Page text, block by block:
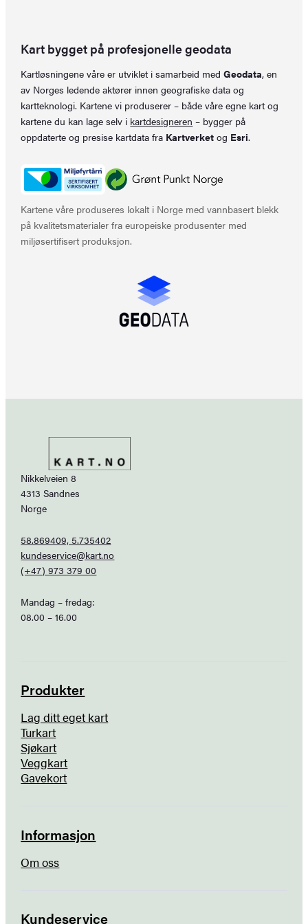
Kart bygget på profesjonelle geodata
Kartløsningene våre er utviklet i samarbeid medGeodata, en
av Norges ledende aktører innen geografiske data og
kartteknologi. Kartene vi produserer – både våre egne kart og
kartene du kan lage selv i kartdesigneren – bygger på
oppdaterte og presise kartdata fra Kartverket og Esri.
Kartene våre produseres lokalt i Norge med vannbasert blekk
på kvalitetsmaterialer fra europeiske produsenter med
miljøsertifisert produksjon.
Nikkelveien 8
4313 Sandnes
Norge
58.869409, 5.735402
kundeservice@kart.no
(+47) 973 379 00
Mandag – fredag:
08.00 – 16.00
Produkter
Lag ditt eget kart
Turkart
Sjøkart
Veggkart
Gavekort
Informasjon
Om oss
Kundeservice